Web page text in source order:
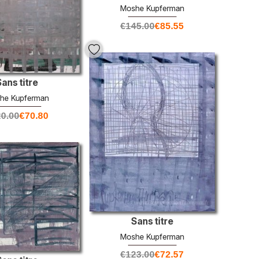
Moshe Kupferman
€145.00€85.55
titre
Kupferman
€70.80
Sans titre
Moshe Kupferman
€123.00€72.57